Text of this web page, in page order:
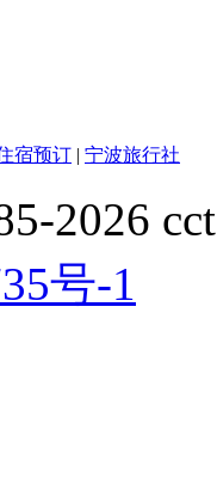
宿预订 | 宁波旅行社
2026
号-1